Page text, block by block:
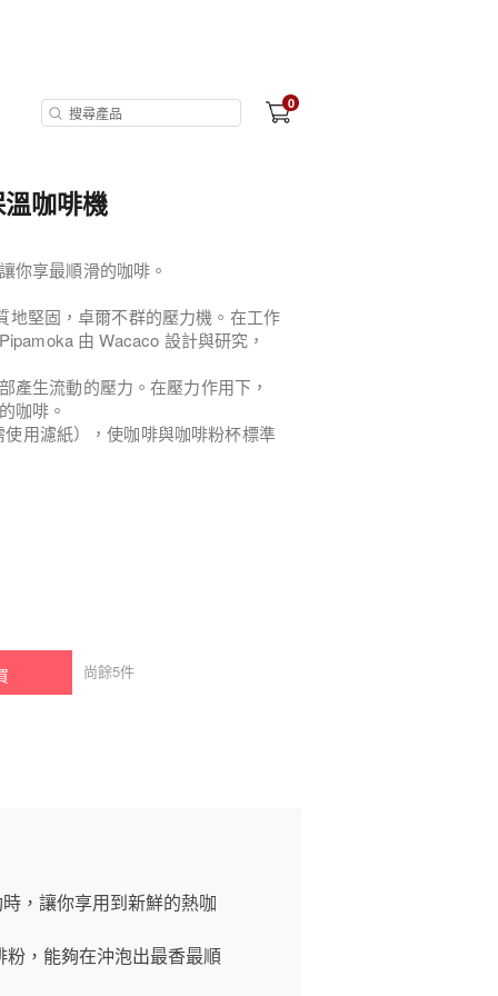
0
咖啡機
你享最順滑的咖啡。
地堅固，卓爾不群的壓力機。在工作
由 Wacaco 設計與研究，
產生流動的壓力。在壓力作用下，
咖啡。
用濾紙），使咖啡與咖啡粉杯標準
尚餘5件
，讓你享用到新鮮的熱咖
，能夠在沖泡出最香最順